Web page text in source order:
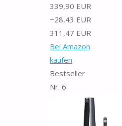
339,90 EUR
−28,43 EUR
311,47 EUR
Bei Amazon
kaufen
Bestseller
Nr. 6